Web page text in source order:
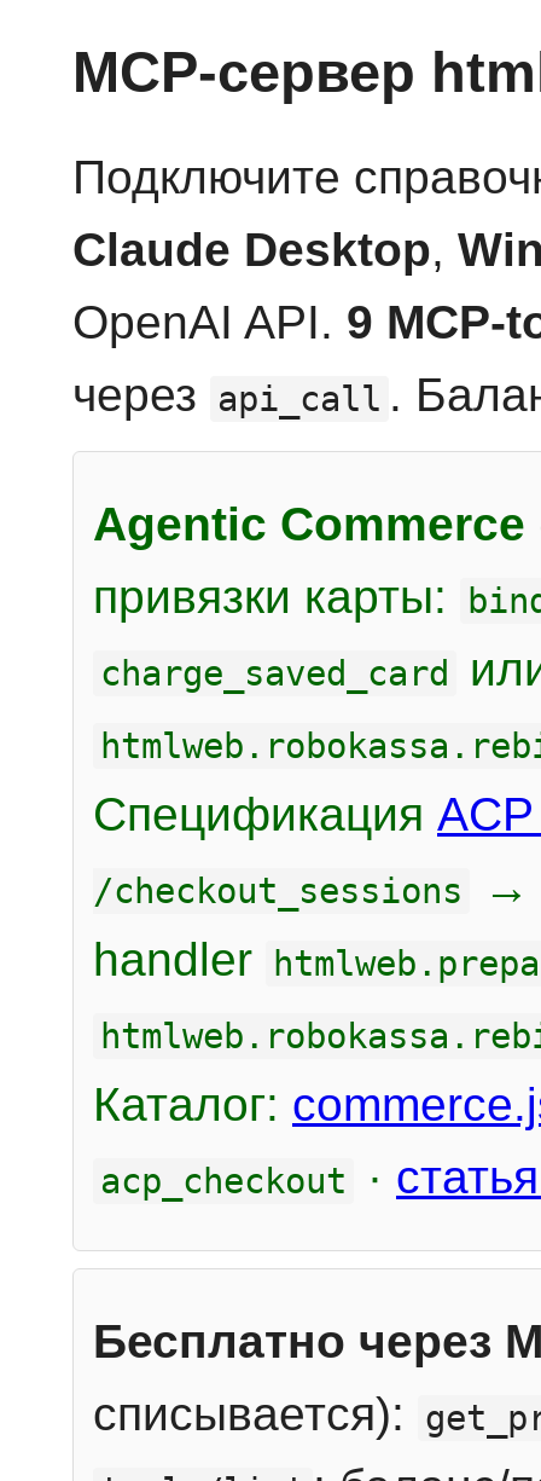
MCP-сервер
Подключите
Claude Desktop,
OpenAI API. 9 MCP-
через api_call .
Agentic Commerce
привязки карты:
charge_saved_card
Спецификация
/checkout_sessions
handler
Каталог:
acp_checkout ·
Бесплатно через
списывается):